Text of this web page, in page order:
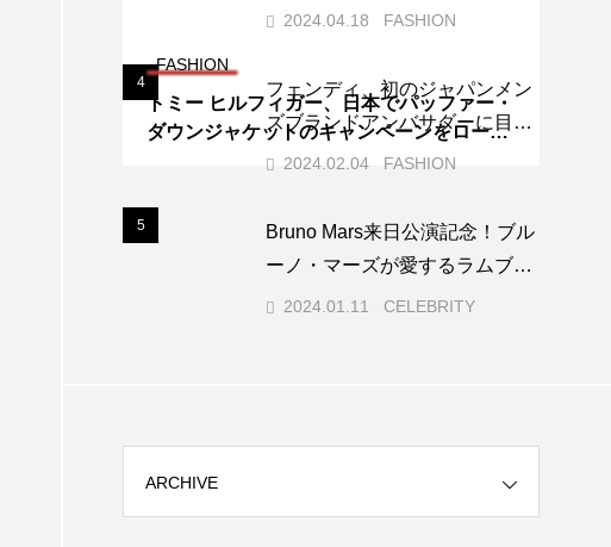
FASHION
トミー ヒルフィガー、日本でパッファー・
ダウンジャケットのキャンペーンをローン
レミアでのフォトコールでブル
2024.04.18 FASHION
4
フェンディ、初のジャパンメン
ズブランドアンバサダーに目黒
蓮を起用！
2024.02.04 FASHION
5
Bruno Mars来日公演記念！ブル
ーノ・マーズが愛するラムブラ
ンド「SelvaRey｜セルバレイ」
2024.01.11 CELEBRITY
ARCHIVE